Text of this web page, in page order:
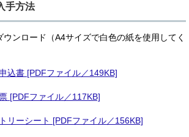
手方法
ウンロード（A4サイズで白色の紙を使用してく
込書 [PDFファイル／149KB]
[PDFファイル／117KB]
リーシート [PDFファイル／156KB]